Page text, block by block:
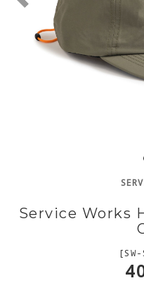
Service Works